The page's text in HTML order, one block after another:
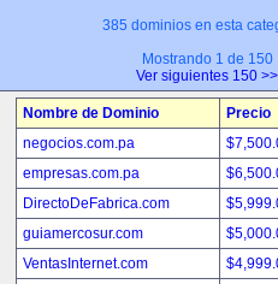
385 dominios en esta
Mostrando 1 de 150
Ver siguientes 150 >>
Nombre de Dominio
Precio
negocios.com.pa
empresas.com.pa
DirectoDeFabrica.com
guiamercosur.com
VentasInternet.com